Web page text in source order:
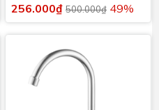
256.000₫ 500.000₫ 49%